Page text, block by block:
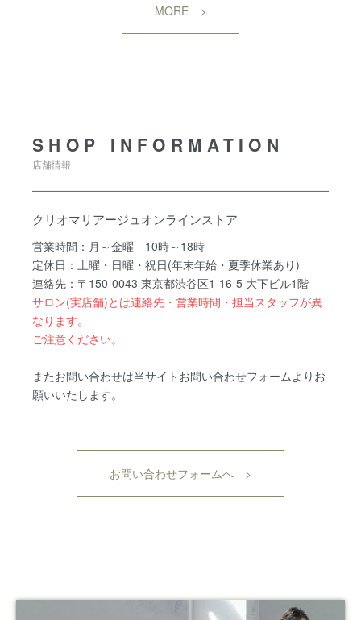
MORE >
SHOP INFORMATION
店舗情報
クリオマリアージュオンラインストア
営業時間：月～金曜 10時～18時
定休日：土曜・日曜・祝日(年末年始・夏季休業あり)
連絡先：〒150-0043 東京都渋谷区1-16-5 大下ビル1階
サロン(実店舗)とは連絡先・営業時間・担当スタッフが異
なります。
ご注意ください。
またお問い合わせは当サイトお問い合わせフォームよりお
願いいたします。
お問い合わせフォームへ >